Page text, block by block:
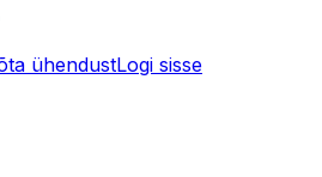
ühendustLogi sisse